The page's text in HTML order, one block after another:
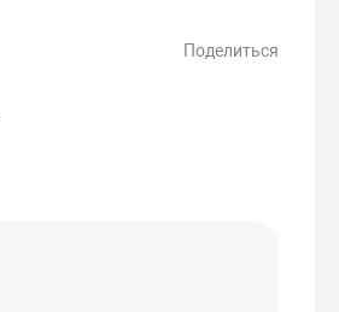
Поделиться